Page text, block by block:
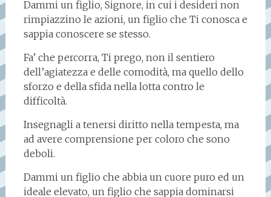
Dammi un figlio, Signore, in cui i desideri non
rimpiazzino le azioni, un figlio che Ti conosca e
sappia conoscere se stesso.
Fa’ che percorra, Ti prego, non il sentiero
dell’agiatezza e delle comodità, ma quello dello
sforzo e della sfida nella lotta contro le
difficoltà.
Insegnagli a tenersi diritto nella tempesta, ma
ad avere comprensione per coloro che sono
deboli.
Dammi un figlio che abbia un cuore puro ed un
ideale elevato, un figlio che sappia dominarsi